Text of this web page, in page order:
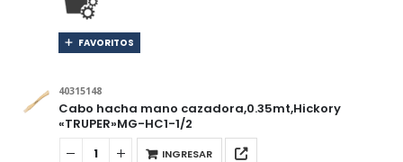
FAVORITOS
40315148
Cabo hacha mano cazadora,0.35mt,Hickory
«TRUPER»MG-HC1-1/2
INGRESAR